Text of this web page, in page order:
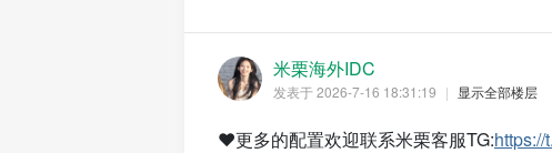
米栗海外IDC
发表于 2026-7-16 18:31:19 | 显示全部楼层
❤️更多的配置欢迎联系米栗客服TG:https://